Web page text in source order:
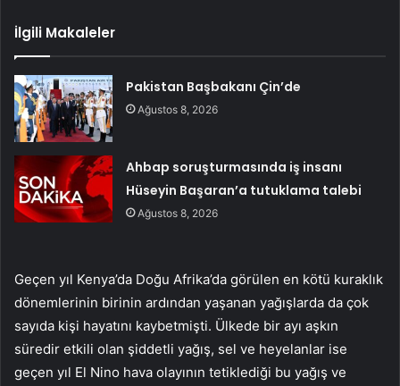
İlgili Makaleler
Pakistan Başbakanı Çin’de
Ağustos 8, 2026
Ahbap soruşturmasında iş insanı
Hüseyin Başaran’a tutuklama talebi
Ağustos 8, 2026
Geçen yıl Kenya’da Doğu Afrika’da görülen en kötü kuraklık
dönemlerinin birinin ardından yaşanan yağışlarda da çok
sayıda kişi hayatını kaybetmişti. Ülkede bir ayı aşkın
süredir etkili olan şiddetli yağış, sel ve heyelanlar ise
geçen yıl El Nino hava olayının tetiklediği bu yağış ve